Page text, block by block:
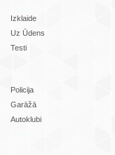
Izklaide
Uz Ūdens
Testi
Policija
Garāžā
Autoklubi